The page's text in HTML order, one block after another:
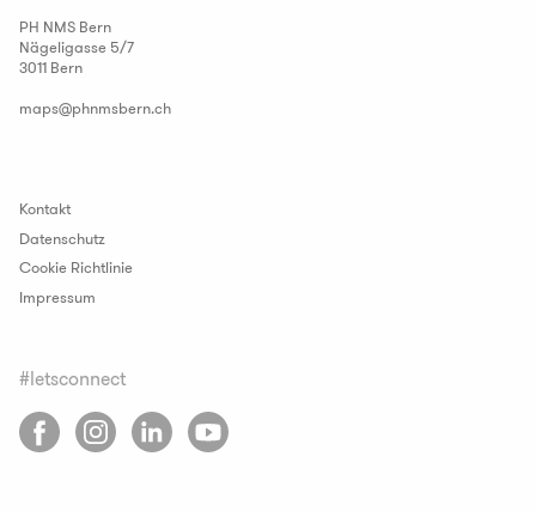
PH NMS Bern
Nägeligasse 5/7
3011 Bern
maps@phnmsbern.ch
Kontakt
Datenschutz
Cookie Richtlinie
Impressum
#letsconnect